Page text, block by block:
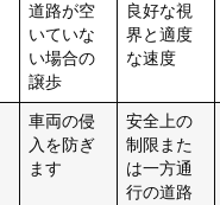
道路が空
いていな
い場合の
譲歩
良好な視
界と適度
な速度
車両の侵
入を防ぎ
ます
安全上の
制限また
は一方通
行の道路